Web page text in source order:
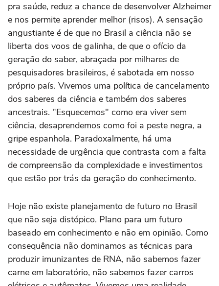
pra saúde, reduz a chance de desenvolver Alzheimer
e nos permite aprender melhor (risos). A sensação
angustiante é de que no Brasil a ciência não se
liberta dos voos de galinha, de que o ofício da
geração do saber, abraçada por milhares de
pesquisadores brasileiros, é sabotada em nosso
próprio país. Vivemos uma política de cancelamento
dos saberes da ciência e também dos saberes
ancestrais. "Esquecemos" como era viver sem
ciência, desaprendemos como foi a peste negra, a
gripe espanhola. Paradoxalmente, há uma
necessidade de urgência que contrasta com a falta
de compreensão da complexidade e investimentos
que estão por trás da geração do conhecimento.
Hoje não existe planejamento de futuro no Brasil
que não seja distópico. Plano para um futuro
baseado em conhecimento e não em opinião. Como
consequência não dominamos as técnicas para
produzir imunizantes de RNA, não sabemos fazer
carne em laboratório, não sabemos fazer carros